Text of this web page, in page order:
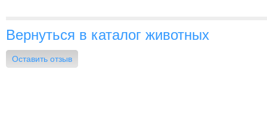
Вернуться в каталог животных
Оставить отзыв